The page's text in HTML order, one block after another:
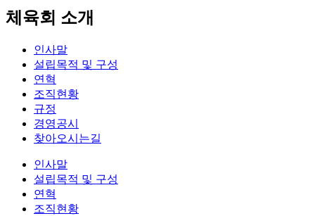
체육회 소개
인사말
설립목적 및 구성
연혁
조직현황
규정
경영공시
찾아오시는길
인사말
설립목적 및 구성
연혁
조직현황